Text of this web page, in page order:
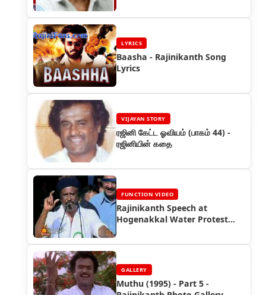
LYRICS
Baasha - Rajinikanth Song
Lyrics
VIJAYAN STORY
ரஜினி கேட்ட ஓவியம் (பாகம் 44) -
ரஜினியின் கதை
FUNCTION VIDEO
Rajinikanth Speech at
Hogenakkal Water Protest
GALLERY
Muthu (1995) - Part 5 -